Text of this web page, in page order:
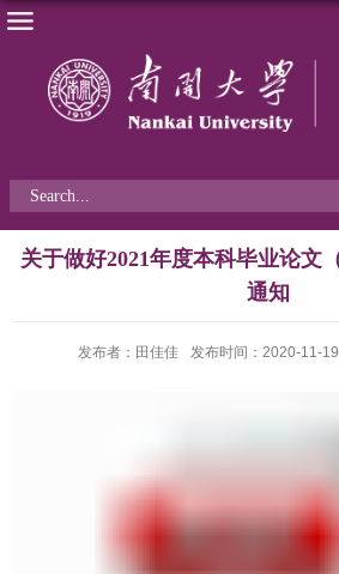
关于做好2021年度本科毕业论文
通知
发布者：田佳佳 发布时间：2020-11-19